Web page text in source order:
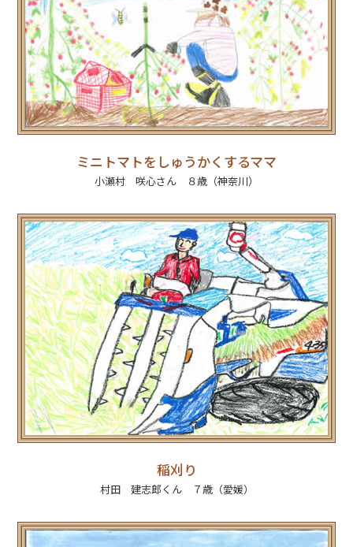
ミニトマトをしゅうかくするママ
小瀬村 咲心さん ８歳（神奈川）
稲刈り
村田 建志郎くん ７歳（愛媛）